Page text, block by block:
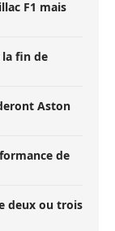
F1 mais
la fin de
Aston
de
deux ou trois